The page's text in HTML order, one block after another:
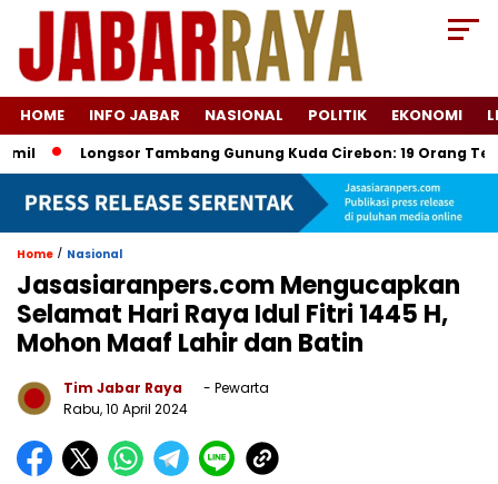
HOME INFO JABAR NASIONAL POLITIK EKONOMI
Longsor Tambang Gunung Kuda Cirebon: 19 Orang Tewas,
Home / Nasional
Jasasiaranpers.com Mengucapkan
Selamat Hari Raya Idul Fitri 1445 H,
Mohon Maaf Lahir dan Batin
Tim Jabar Raya
- Pewarta
Rabu, 10 April 2024